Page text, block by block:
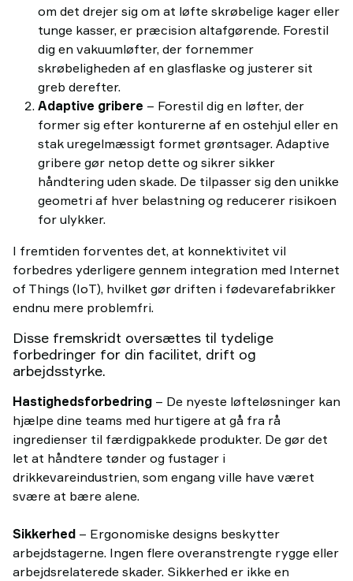
om det drejer sig om at løfte skrøbelige kager eller
tunge kasser, er præcision altafgørende. Forestil
dig en vakuumløfter, der fornemmer
skrøbeligheden af en glasflaske og justerer sit
greb derefter.
Adaptive gribere – Forestil dig en løfter, der
former sig efter konturerne af en ostehjul eller en
stak uregelmæssigt formet grøntsager. Adaptive
gribere gør netop dette og sikrer sikker
håndtering uden skade. De tilpasser sig den unikke
geometri af hver belastning og reducerer risikoen
for ulykker.
I fremtiden forventes det, at konnektivitet vil
forbedres yderligere gennem integration med Internet
of Things (IoT), hvilket gør driften i fødevarefabrikker
endnu mere problemfri.
Disse fremskridt oversættes til tydelige
forbedringer for din facilitet, drift og
arbejdsstyrke.
Hastighedsforbedring – De nyeste løfteløsninger kan
hjælpe dine teams med hurtigere at gå fra rå
ingredienser til færdigpakkede produkter. De gør det
let at håndtere tønder og fustager i
drikkevareindustrien, som engang ville have været
svære at bære alene.
Sikkerhed – Ergonomiske designs beskytter
arbejdstagerne. Ingen flere overanstrengte rygge eller
arbejdsrelaterede skader. Sikkerhed er ikke en